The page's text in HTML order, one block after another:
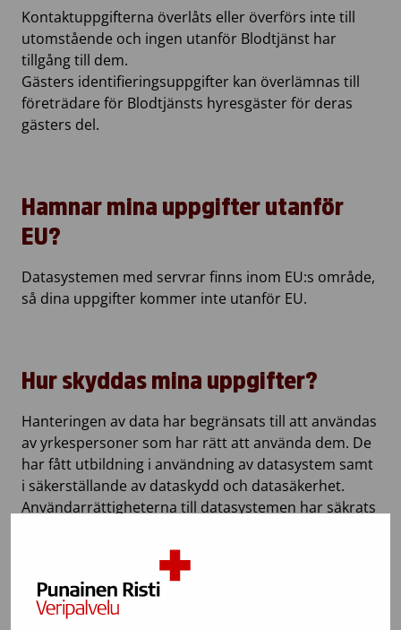
Kontaktuppgifterna överlåts eller överförs inte till
utomstående och ingen utanför Blodtjänst har
tillgång till dem.
Gästers identifieringsuppgifter kan överlämnas till
företrädare för Blodtjänsts hyresgäster för deras
gästers del.
Hamnar mina uppgifter utanför
EU?
Datasystemen med servrar finns inom EU:s område,
så dina uppgifter kommer inte utanför EU.
Hur skyddas mina uppgifter?
Hanteringen av data har begränsats till att användas
av yrkespersoner som har rätt att använda dem. De
har fått utbildning i användning av datasystem samt
i säkerställande av dataskydd och datasäkerhet.
Användarrättigheterna till datasystemen har säkrats
och tillförlitlig identifiering. Pappersdokument
förvaras i låsta skåp. Vi har skriftliga avtal med
leverantörer av datasystem med överenskommelse
om praxis angående dataskydd såsom